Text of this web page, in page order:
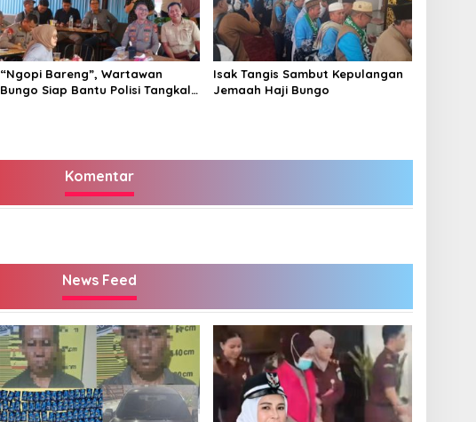
“Ngopi Bareng”, Wartawan
Bungo Siap Bantu Polisi Tangkal
Isak Tangis Sambut Kepulangan
Jemaah Haji Bungo
Komentar
News Feed